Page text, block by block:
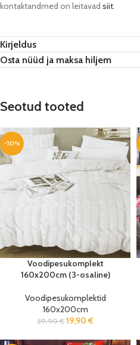
kontaktandmed on leitavad siit.
Kirjeldus
Osta nüüd ja maksa hiljem
Seotud tooted
-50%
Voodipesukomplekt
160x200cm (3-osaline)
Voodipesukomplektid
160x200cm
39,90€ 19,90 €